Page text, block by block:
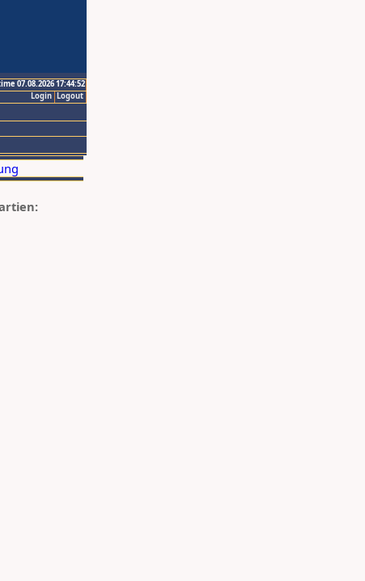
07.08.2026 17:44:52
Logout
Login